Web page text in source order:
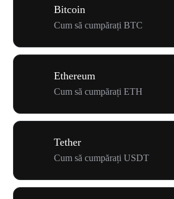
Bitcoin
Cum să cumpărați BTC
Ethereum
Cum să cumpărați ETH
Tether
Cum să cumpărați USDT